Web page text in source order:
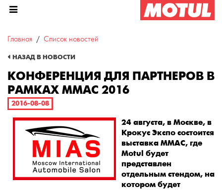
Главная Список новостей
НАЗАД В НОВОСТИ
КОНФЕРЕНЦИЯ ДЛЯ ПАРТНЕРОВ В
РАМКАХ ММАС 2016
2016-08-08
24 августа, в Москве, в
Крокус Экспо состоится
выставка MMAC, где
Motul будет
представлен
отдельным стендом, на
котором будет